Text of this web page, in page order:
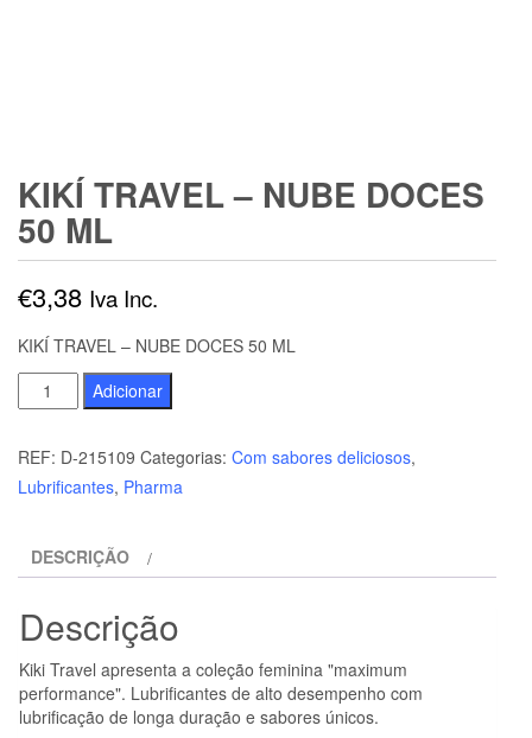
KIKÍ TRAVEL – NUBE DOCES
50 ML
€3,38 Iva Inc.
KIKÍ TRAVEL – NUBE DOCES 50 ML
Quantidade
de
KIKÍ
TRAVEL
DOCES
ML
Adicionar
REF: D-215109 Categorias: Com sabores deliciosos,
Lubrificantes, Pharma
DESCRIÇÃO
Descrição
Kiki Travel apresenta a coleção feminina "maximum
performance". Lubrificantes de alto desempenho com
lubrificação de longa duração e sabores únicos.